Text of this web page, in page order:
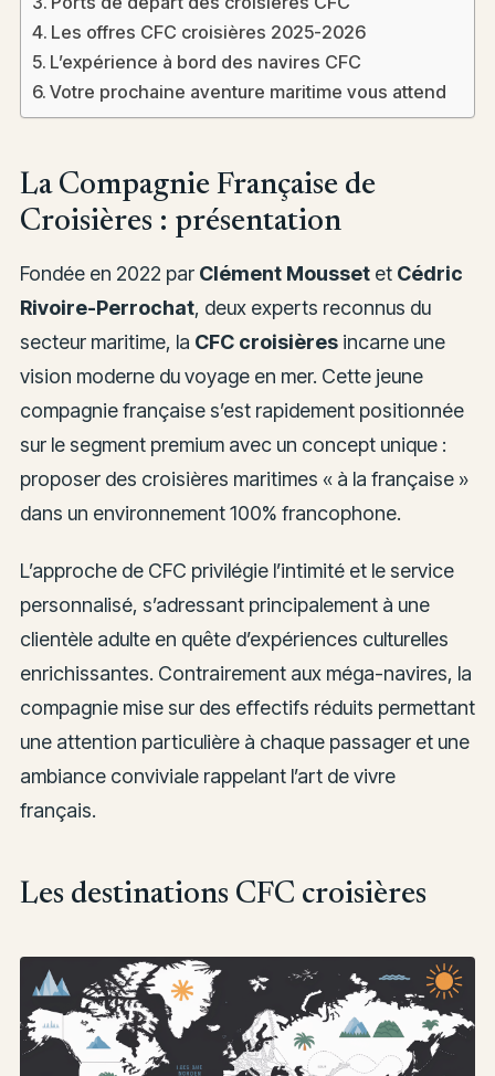
Les offres CFC croisières 2025-2026
L’expérience à bord des navires CFC
Votre prochaine aventure maritime vous attend
La Compagnie Française de
Croisières : présentation
Fondée en 2022 par Clément Moussetet Cédric
Rivoire-Perrochat, deux experts reconnus du
secteur maritime, la CFC croisièresincarne une
vision moderne du voyage en mer. Cette jeune
compagnie française s’est rapidement positionnée
sur le segment premium avec un concept unique :
proposer des croisières maritimes « à la française »
dans un environnement 100% francophone.
L’approche de CFC privilégie l’intimité et le service
personnalisé, s’adressant principalement à une
clientèle adulte en quête d’expériences culturelles
enrichissantes. Contrairement aux méga-navires, la
compagnie mise sur des effectifs réduits permettant
une attention particulière à chaque passager et une
ambiance conviviale rappelant l’art de vivre
français.
Les destinations CFC croisières